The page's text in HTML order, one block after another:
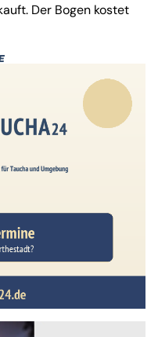
Der Bogen kostet